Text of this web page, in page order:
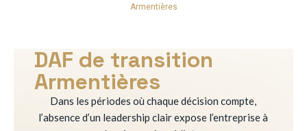
Armentières
DAF de transition
Armentières
Dans les périodes où chaque décision compte,
l’absence d’un leadership clair expose l’entreprise à